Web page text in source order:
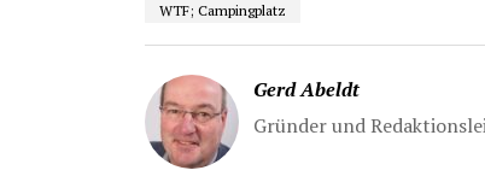
WTF; Campingplatz
Gerd Abeldt
Gründer und